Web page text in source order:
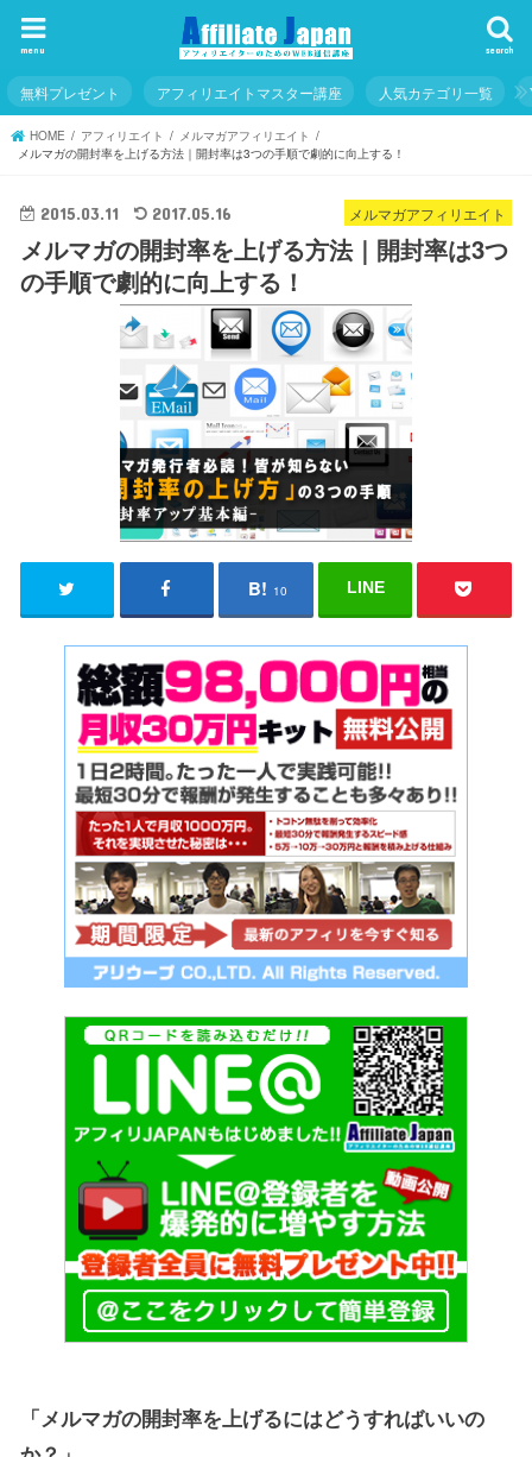
search
menu
無料プレゼント アフィリエイトマスター講座 人気カテゴリ一覧
HOME アフィリエイト
メルマガアフィリエイト
メルマガの開封率を上げる方法｜開封率は3つの手順で劇的に向上する！
メルマガアフィリエイト
2015.03.11 2017.05.16
メルマガの開封率を上げる方法｜開封率は3つ
の手順で劇的に向上する！
10 LINE
「メルマガの開封率を上げるにはどうすればいいの